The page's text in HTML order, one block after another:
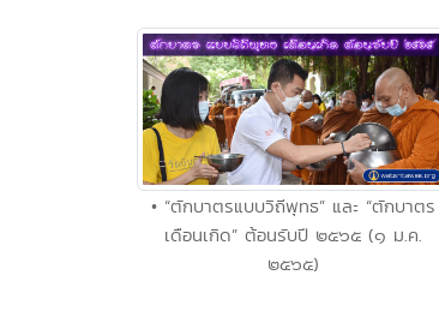
• “ตักบาตรแบบวิถีพุทธ” และ “ตักบาตร
เดือนเกิด” ต้อนรับปี ๒๕๖๕ (๑ ม.ค.
๒๕๖๕)